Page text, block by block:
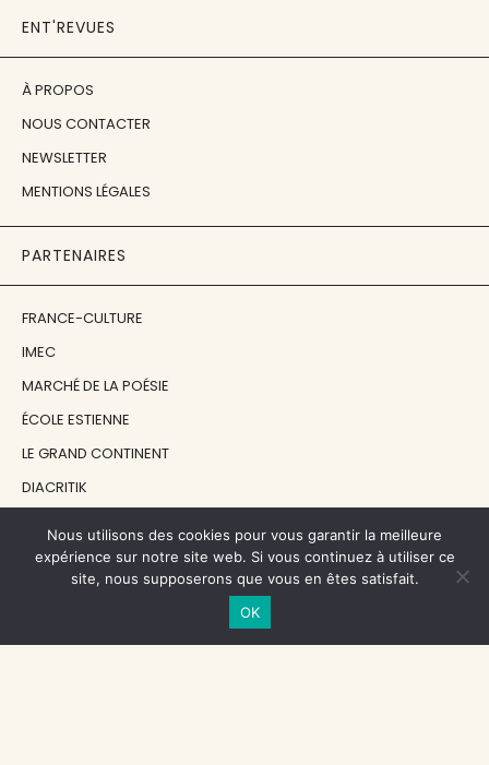
ENT'REVUES
À PROPOS
NOUS CONTACTER
NEWSLETTER
MENTIONS LÉGALES
PARTENAIRES
FRANCE-CULTURE
IMEC
MARCHÉ DE LA POÉSIE
ÉCOLE ESTIENNE
LE GRAND CONTINENT
DIACRITIK
NOS SOUTIENS
CENTRE NATIONAL DU LIVRE
Nous utilisons des cookies pour vous garantir la meilleure
expérience sur notre site web. Si vous continuez à utiliser ce
site, nous supposerons que vous en êtes satisfait.
OK